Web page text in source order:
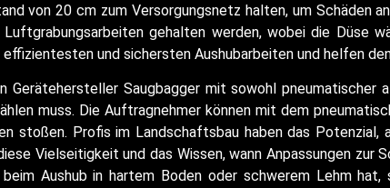
von 20 cm zum Versorgungsnetz halten, um Schäden
gehalten werden, wobei die Düse
und sichersten Aushubarbeiten und helfen
Gerätehersteller Saugbagger mit sowohl pneumatischer
muss. Die Auftragnehmer können mit dem
stoßen. Profis im Landschaftsbau haben das
Vielseitigkeit und das Wissen, wann Anpassungen
beim Aushub in hartem Boden oder schwerem Lehm